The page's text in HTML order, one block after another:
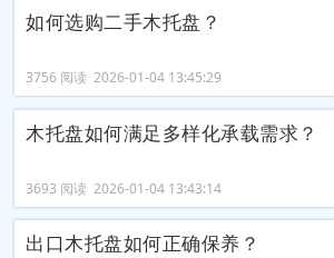
如何选购二手木托盘？
3756 阅读 2026-01-04 13:45:29
木托盘如何满足多样化承载需求？
3693 阅读 2026-01-04 13:43:14
出口木托盘如何正确保养？